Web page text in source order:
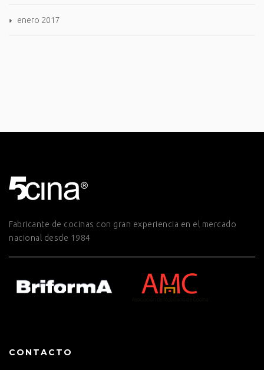
enero 2017
Fabricante de cocinas con gran experiencia en el mercado
nacional desde 1984
CONTACTO